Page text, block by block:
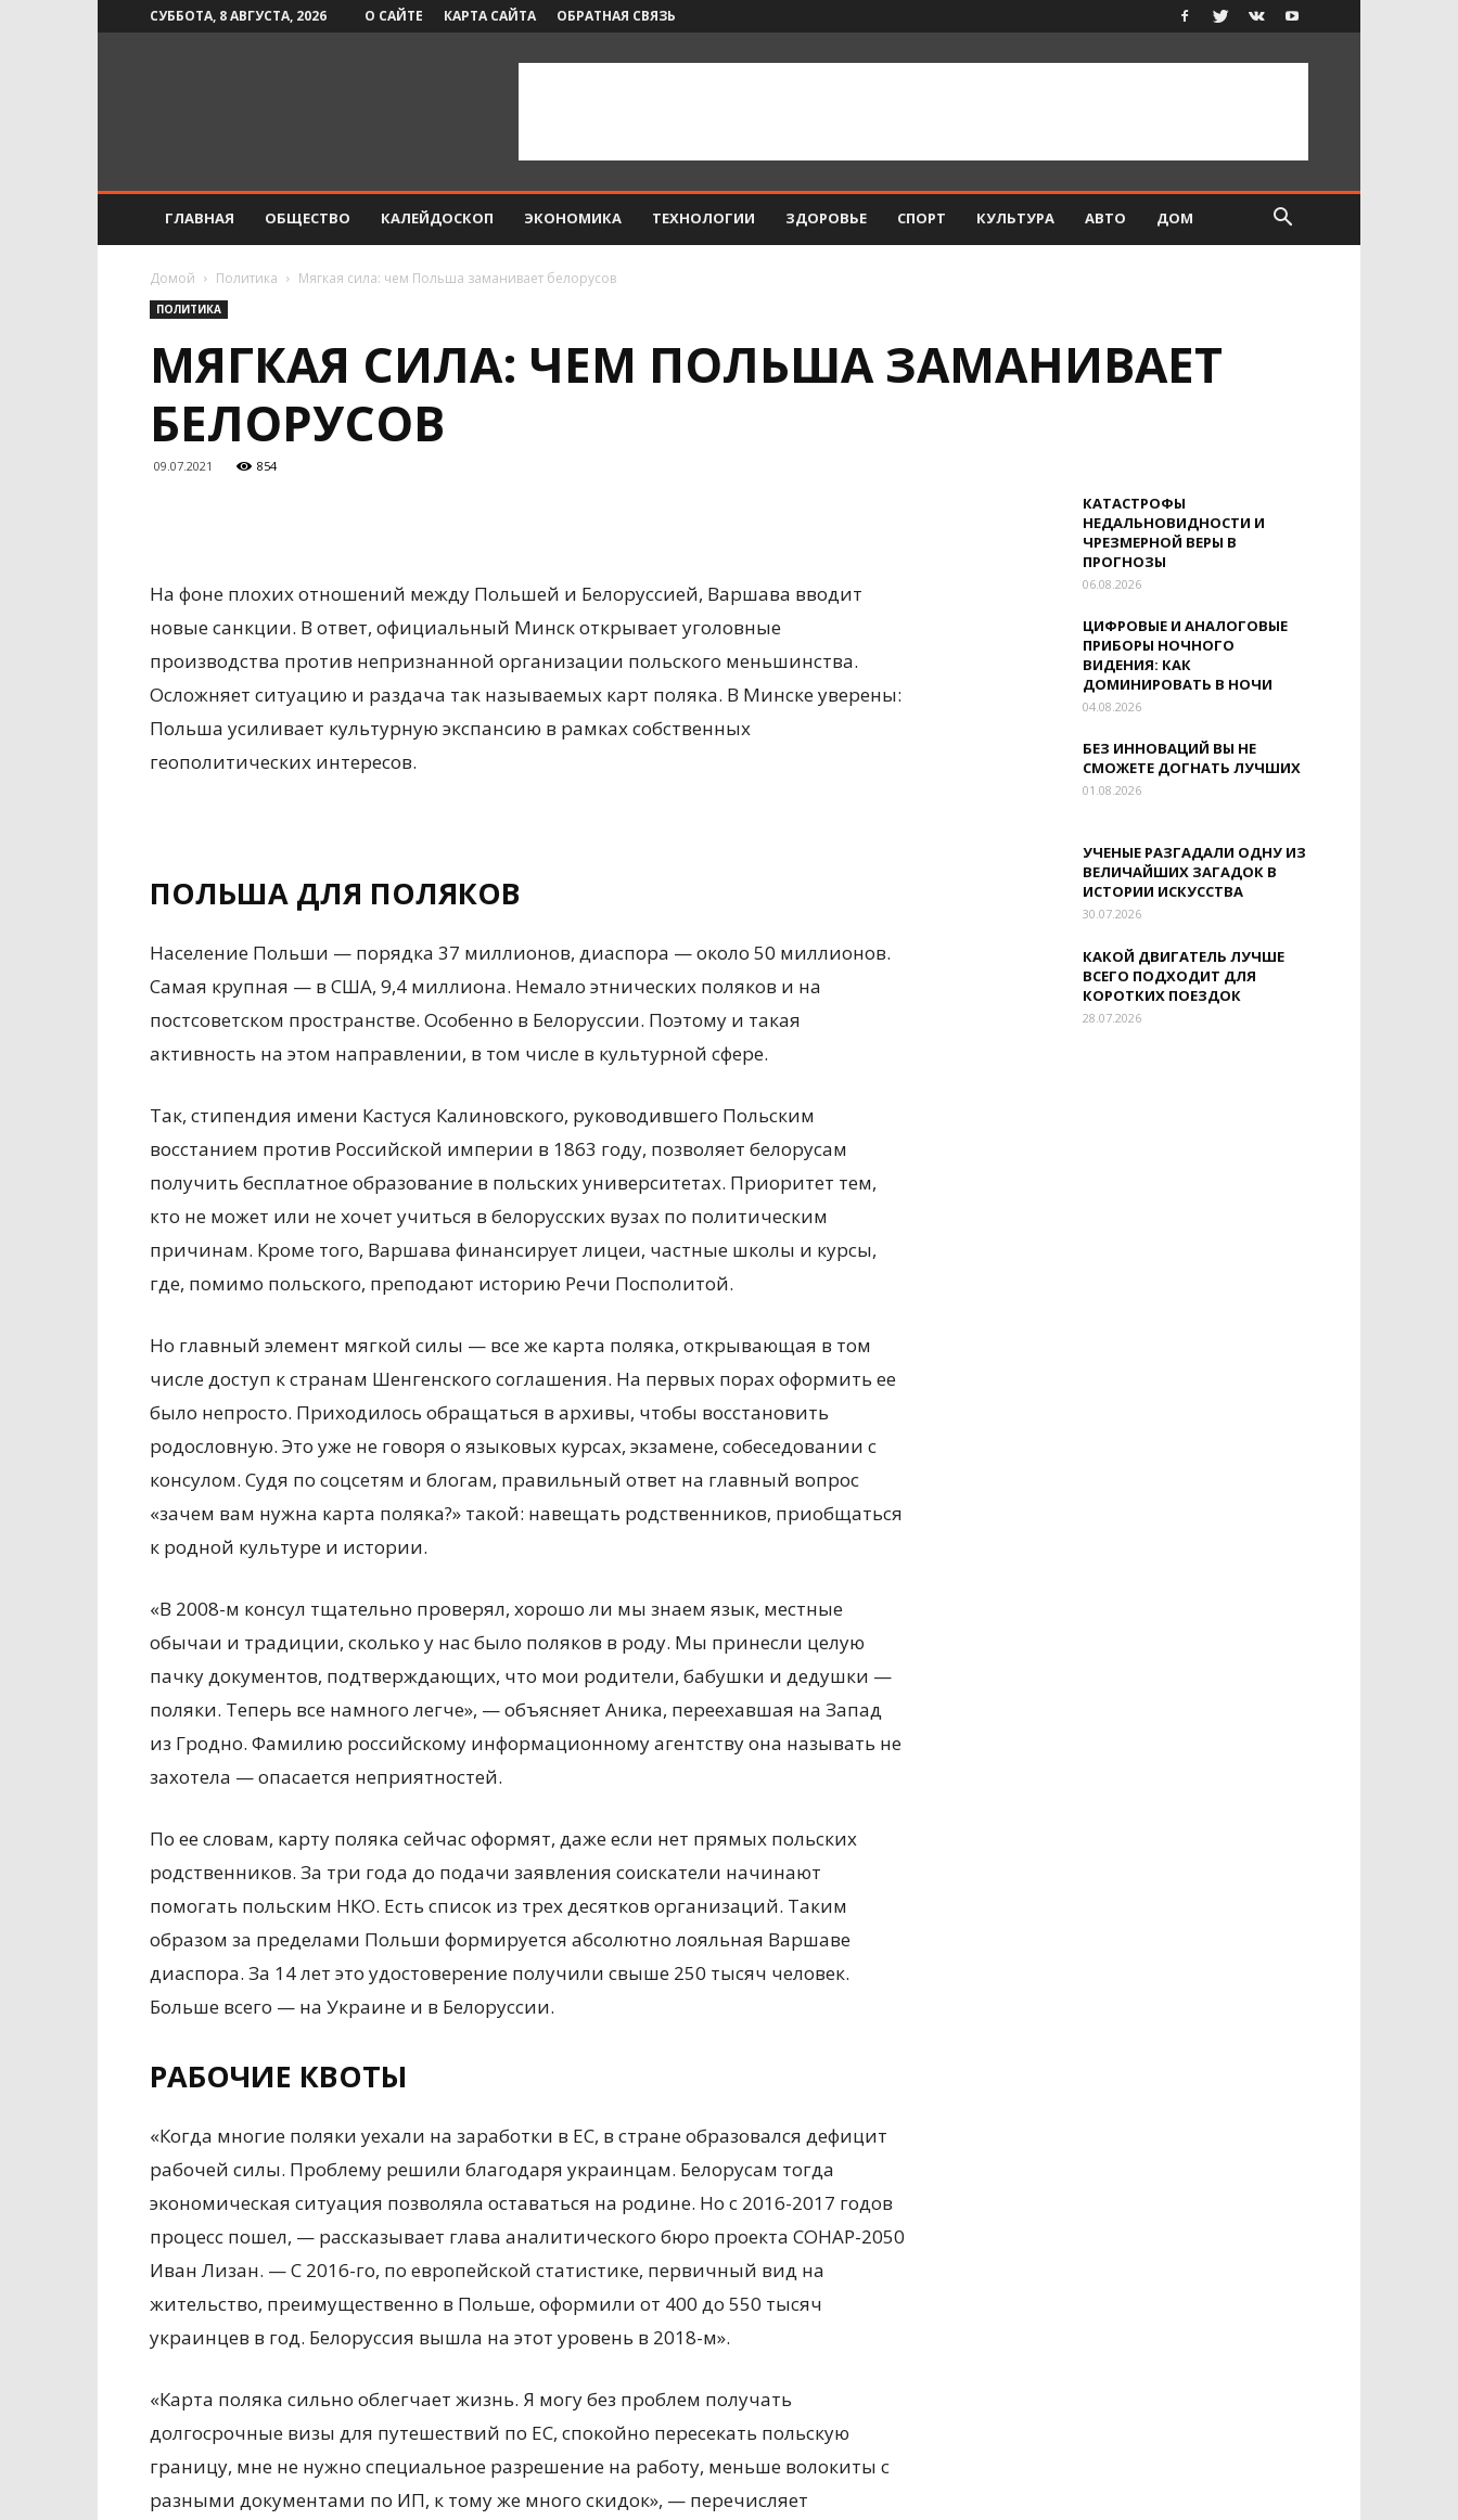
СУББОТА, 8 АВГУСТА, 2026 О САЙТЕ КАРТА САЙТА ОБРАТНАЯ СВЯЗЬ
ГЛАВНАЯ ОБЩЕСТВО КАЛЕЙДОСКОП ЭКОНОМИКА ТЕХНОЛОГИИ ЗДОРОВЬЕ СПОРТ КУЛЬТУРА АВТО ДОМ
Домой Политика Мягкая сила: чем Польша заманивает белорусов
ПОЛИТИКА
МЯГКАЯ СИЛА: ЧЕМ ПОЛЬША ЗАМАНИВАЕТ
БЕЛОРУСОВ
09.07.2021 854
На фоне плохих отношений между Польшей и Белоруссией, Варшава вводит
новые санкции. В ответ, официальный Минск открывает уголовные
производства против непризнанной организации польского меньшинства.
Осложняет ситуацию и раздача так называемых карт поляка. В Минске уверены:
Польша усиливает культурную экспансию в рамках собственных
геополитических интересов.
ПОЛЬША ДЛЯ ПОЛЯКОВ
Население Польши — порядка 37 миллионов, диаспора — около 50 миллионов.
Самая крупная — в США, 9,4 миллиона. Немало этнических поляков и на
постсоветском пространстве. Особенно в Белоруссии. Поэтому и такая
активность на этом направлении, в том числе в культурной сфере.
Так, стипендия имени Кастуся Калиновского, руководившего Польским
восстанием против Российской империи в 1863 году, позволяет белорусам
получить бесплатное образование в польских университетах. Приоритет тем,
кто не может или не хочет учиться в белорусских вузах по политическим
причинам. Кроме того, Варшава финансирует лицеи, частные школы и курсы,
где, помимо польского, преподают историю Речи Посполитой.
Но главный элемент мягкой силы — все же карта поляка, открывающая в том
числе доступ к странам Шенгенского соглашения. На первых порах оформить ее
было непросто. Приходилось обращаться в архивы, чтобы восстановить
родословную. Это уже не говоря о языковых курсах, экзамене, собеседовании с
консулом. Судя по соцсетям и блогам, правильный ответ на главный вопрос
«зачем вам нужна карта поляка?» такой: навещать родственников, приобщаться
к родной культуре и истории.
«В 2008-м консул тщательно проверял, хорошо ли мы знаем язык, местные
обычаи и традиции, сколько у нас было поляков в роду. Мы принесли целую
пачку документов, подтверждающих, что мои родители, бабушки и дедушки —
поляки. Теперь все намного легче», — объясняет Аника, переехавшая на Запад
из Гродно. Фамилию российскому информационному агентству она называть не
захотела — опасается неприятностей.
По ее словам, карту поляка сейчас оформят, даже если нет прямых польских
родственников. За три года до подачи заявления соискатели начинают
помогать польским НКО. Есть список из трех десятков организаций. Таким
образом за пределами Польши формируется абсолютно лояльная Варшаве
диаспора. За 14 лет это удостоверение получили свыше 250 тысяч человек.
Больше всего — на Украине и в Белоруссии.
РАБОЧИЕ КВОТЫ
«Когда многие поляки уехали на заработки в ЕС, в стране образовался дефицит
рабочей силы. Проблему решили благодаря украинцам. Белорусам тогда
экономическая ситуация позволяла оставаться на родине. Но с 2016-2017 годов
процесс пошел, — рассказывает глава аналитического бюро проекта СОНАР-2050
Иван Лизан. — С 2016-го, по европейской статистике, первичный вид на
жительство, преимущественно в Польше, оформили от 400 до 550 тысяч
украинцев в год. Белоруссия вышла на этот уровень в 2018-м».
«Карта поляка сильно облегчает жизнь. Я могу без проблем получать
долгосрочные визы для путешествий по ЕС, спокойно пересекать польскую
границу, мне не нужно специальное разрешение на работу, меньше волокиты с
разными документами по ИП, к тому же много скидок», — перечисляет
КАТАСТРОФЫ
НЕДАЛЬНОВИДНОСТИ И
ЧРЕЗМЕРНОЙ ВЕРЫ В
ПРОГНОЗЫ
06.08.2026
ЦИФРОВЫЕ И АНАЛОГОВЫЕ
ПРИБОРЫ НОЧНОГО
ВИДЕНИЯ: КАК
ДОМИНИРОВАТЬ В НОЧИ
04.08.2026
БЕЗ ИННОВАЦИЙ ВЫ НЕ
СМОЖЕТЕ ДОГНАТЬ ЛУЧШИХ
01.08.2026
УЧЕНЫЕ РАЗГАДАЛИ ОДНУ ИЗ
ВЕЛИЧАЙШИХ ЗАГАДОК В
ИСТОРИИ ИСКУССТВА
30.07.2026
КАКОЙ ДВИГАТЕЛЬ ЛУЧШЕ
ВСЕГО ПОДХОДИТ ДЛЯ
КОРОТКИХ ПОЕЗДОК
28.07.2026